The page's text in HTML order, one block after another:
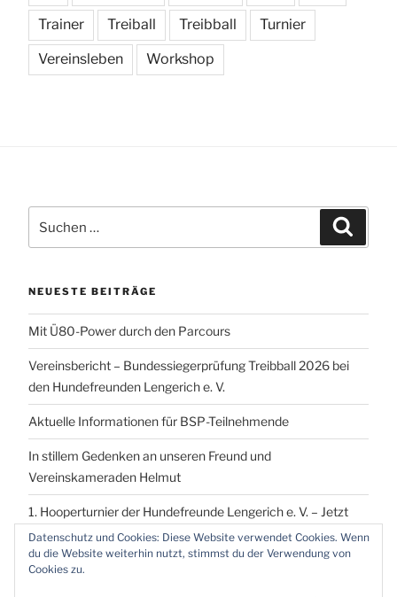
Trainer Treiball Treibball Turnier
Vereinsleben Workshop
nach:
NEUESTE BEITRÄGE
Mit Ü80-Power durch den Parcours
Vereinsbericht – Bundessiegerprüfung Treibball 2026 bei
den Hundefreunden Lengerich e. V.
Aktuelle Informationen für BSP-Teilnehmende
In stillem Gedenken an unseren Freund und
Vereinskameraden Helmut
1. Hooperturnier der Hundefreunde Lengerich e. V. – Jetzt
vormerken!
Datenschutz und Cookies: Diese Website verwendet Cookies. Wenn
du die Website weiterhin nutzt, stimmst du der Verwendung von
Cookies zu.